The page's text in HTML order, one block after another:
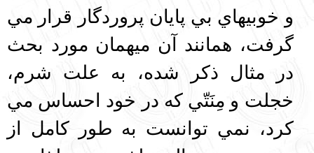
و خوبيهاي بي پايان پروردگار قرار مي
گرفت، همانند آن ميهمان مورد بحث
در مثال ذكر شده، به علت شرم،
خجلت و مِنَتّي كه در خود احساس مي‌
كرد، نمي توانست به طور كامل از